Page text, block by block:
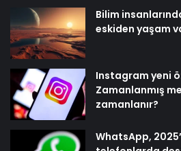
Bilim
eskiden yaşam
Instagram yeni
Zamanlanmış
zamanlanır?
WhatsApp,